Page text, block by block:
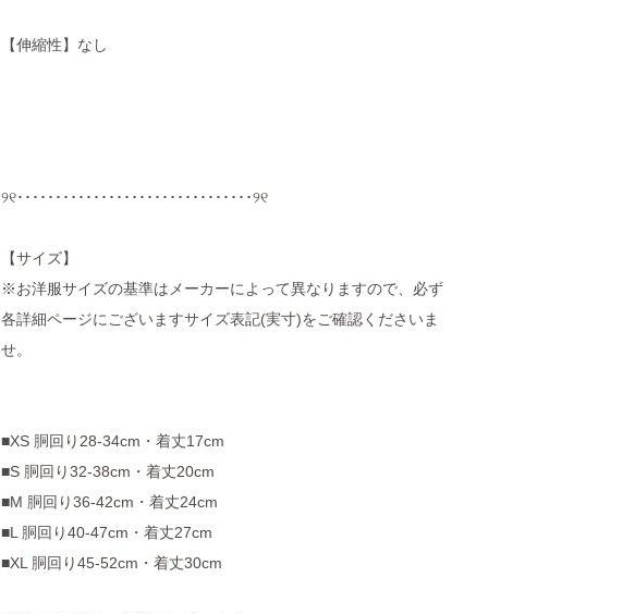
【伸縮性】なし
୨୧･･･････････････････････････････୨୧
【サイズ】
※お洋服サイズの基準はメーカーによって異なりますので、必ず
各詳細ページにございますサイズ表記(実寸)をご確認くださいま
せ。
■XS 胴回り28-34cm・着丈17cm
■S 胴回り32-38cm・着丈20cm
■M 胴回り36-42cm・着丈24cm
■L 胴回り40-47cm・着丈27cm
■XL 胴回り45-52cm・着丈30cm